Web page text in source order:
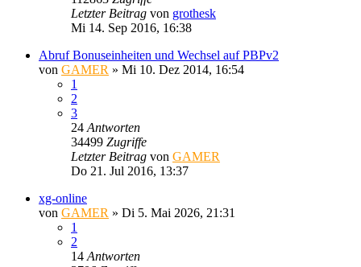
Letzter Beitrag von grothesk
Mi 14. Sep 2016, 16:38
Abruf Bonuseinheiten und Wechsel auf PBPv2
von GAMER » Mi 10. Dez 2014, 16:54
1
2
3
24 Antworten
34499 Zugriffe
Letzter Beitrag von GAMER
Do 21. Jul 2016, 13:37
xg-online
von GAMER » Di 5. Mai 2026, 21:31
1
2
14 Antworten